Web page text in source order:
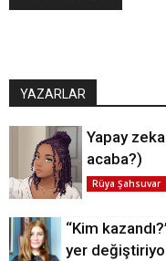
YAZARLAR
Yapay
acaba?)
Rüya Şahsuvar
“Kim
yer